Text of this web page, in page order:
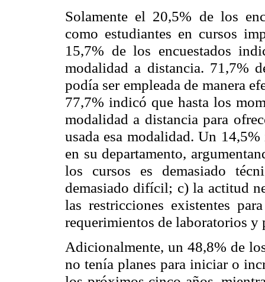
Solamente el 20,5% de los
como estudiantes en cursos
15,7% de los encuestados
modalidad a distancia. 71,7%
podía ser empleada de manera
77,7% indicó que hasta los
modalidad a distancia para
usada esa modalidad. Un
en su departamento,
los cursos es demasiado
demasiado difícil; c) la actitud
las restricciones existentes
requerimientos de laboratorios y
Adicionalmente, un 48,8% de
no tenía planes para iniciar o